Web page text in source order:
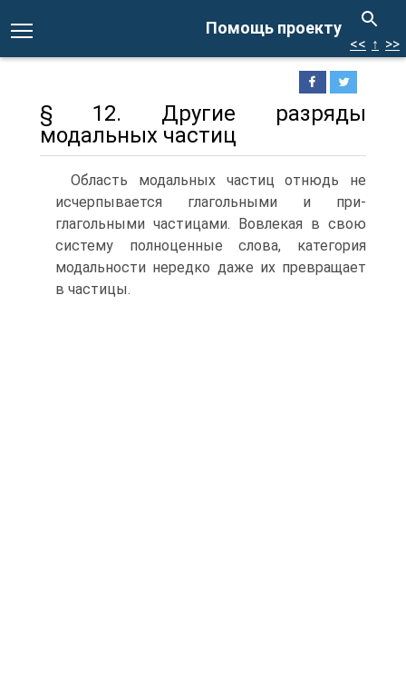
Помощь проекту
<< ↑ >>
§ 12. Другие разряды
модальных частиц
Область модальных частиц отнюдь не
исчерпывается глагольными и при­
глагольными частицами. Вовлекая в свою
систему полноценные слова, кате­гория
модальности нередко даже их превращает
в частицы.